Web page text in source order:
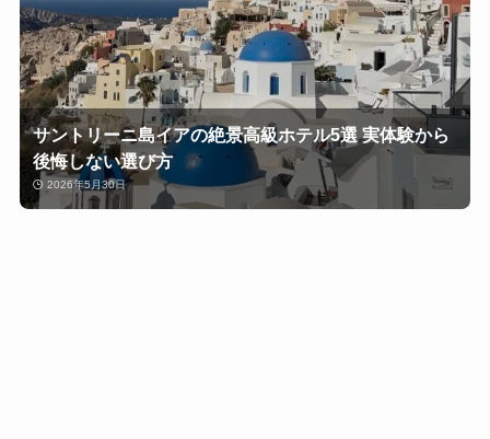
サントリーニ島イアの絶景高級ホテル5選 実体験から
後悔しない選び方
2026年5月30日